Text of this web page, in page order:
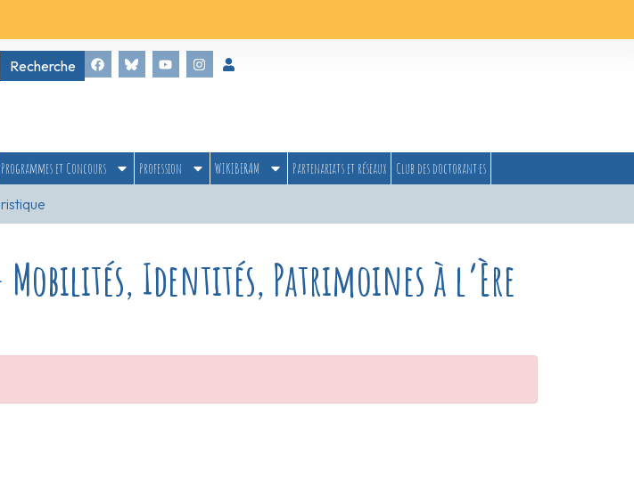
Recherche
Programmes et Concours Profession WIKIBERAM Partenariats et réseaux
Club des doctorant·es
Mobilités, Identités, Patrimoines à l’Ère